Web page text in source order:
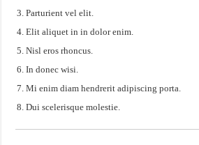
Parturient vel elit.
Elit aliquet in in dolor enim.
Nisl eros rhoncus.
In donec wisi.
Mi enim diam hendrerit adipiscing porta.
Dui scelerisque molestie.